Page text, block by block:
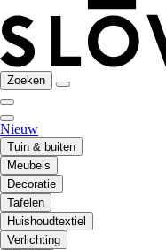
Zoeken
Nieuw
Tuin & buiten
Meubels
Decoratie
Tafelen
Huishoudtextiel
Verlichting